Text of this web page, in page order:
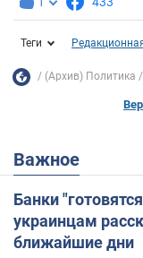
Теги
(Архив) Политика
Важное
Банки
украинцам
ближайшие дни